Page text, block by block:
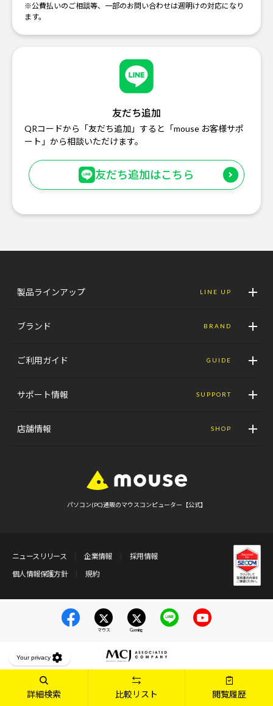
詳細検索 比較リスト 閲覧履歴
※公費払いのご相談等、一部のお問い合わせは週明けの対応になり
ます。
友だち追加
QRコードから「友だち追加」すると「mouse お客様サポ
ート」から相談いただけます。
友だち追加はこちら
製品ラインアップ LINE UP
ブランド BRAND
ご利用ガイド GUIDE
サポート情報 SUPPORT
店舗情報 SHOP
パソコン(PC)通販のマウスコンピューター【公式】
ニュースリリース 企業情報
採用情報
個人情報保護方針
規約
マウス Gaming